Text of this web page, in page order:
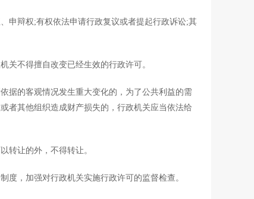
辩权;有权依法申请行政复议或者提起行政诉讼;其
不得擅自改变已经生效的行政许可。
的客观情况发生重大变化的，为了公共利益的需
者其他组织造成财产损失的，行政机关应当依法给
让的外，不得转让。
，加强对行政机关实施行政许可的监督检查。